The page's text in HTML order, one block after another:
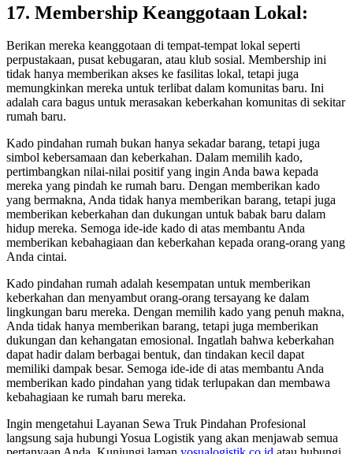
17. Membership Keanggotaan Lokal:
Berikan mereka keanggotaan di tempat-tempat lokal seperti
perpustakaan, pusat kebugaran, atau klub sosial. Membership ini
tidak hanya memberikan akses ke fasilitas lokal, tetapi juga
memungkinkan mereka untuk terlibat dalam komunitas baru. Ini
adalah cara bagus untuk merasakan keberkahan komunitas di sekitar
rumah baru.
Kado pindahan rumah bukan hanya sekadar barang, tetapi juga
simbol kebersamaan dan keberkahan. Dalam memilih kado,
pertimbangkan nilai-nilai positif yang ingin Anda bawa kepada
mereka yang pindah ke rumah baru. Dengan memberikan kado
yang bermakna, Anda tidak hanya memberikan barang, tetapi juga
memberikan keberkahan dan dukungan untuk babak baru dalam
hidup mereka. Semoga ide-ide kado di atas membantu Anda
memberikan kebahagiaan dan keberkahan kepada orang-orang yang
Anda cintai.
Kado pindahan rumah adalah kesempatan untuk memberikan
keberkahan dan menyambut orang-orang tersayang ke dalam
lingkungan baru mereka. Dengan memilih kado yang penuh makna,
Anda tidak hanya memberikan barang, tetapi juga memberikan
dukungan dan kehangatan emosional. Ingatlah bahwa keberkahan
dapat hadir dalam berbagai bentuk, dan tindakan kecil dapat
memiliki dampak besar. Semoga ide-ide di atas membantu Anda
memberikan kado pindahan yang tidak terlupakan dan membawa
kebahagiaan ke rumah baru mereka.
Ingin mengetahui Layanan Sewa Truk Pindahan Profesional
langsung saja hubungi Yosua Logistik yang akan menjawab semua